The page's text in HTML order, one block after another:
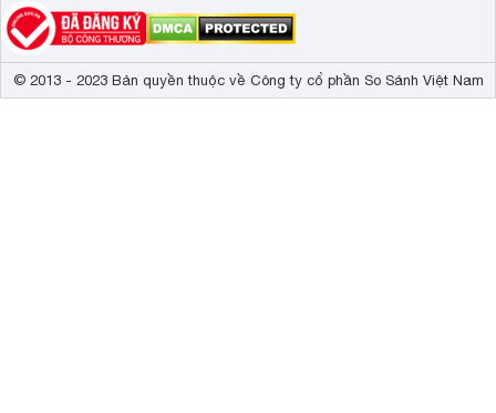
© 2013 - 2023 Bản quyền thuộc về Công ty cổ phần So Sánh Việt Nam